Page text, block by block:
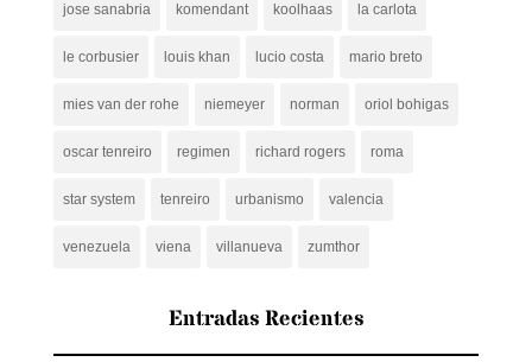
jose sanabria komendant koolhaas la carlota
le corbusier louis khan lucio costa mario breto
mies van der rohe niemeyer norman oriol bohigas
oscar tenreiro regimen richard rogers roma
star system tenreiro urbanismo valencia
venezuela viena villanueva zumthor
Entradas Recientes